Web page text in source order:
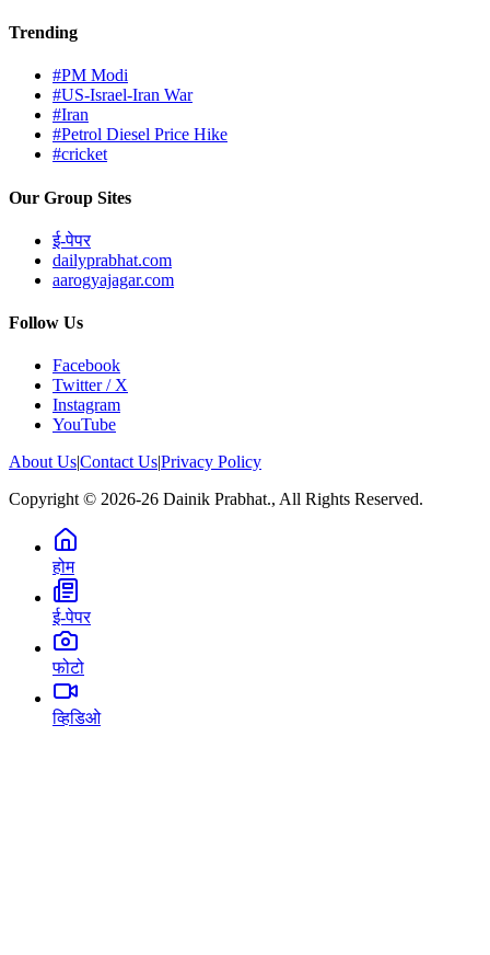
Trending
#PM Modi
#US-Israel-Iran War
#Iran
#Petrol Diesel Price Hike
#cricket
Our Group Sites
ई-पेपर
dailyprabhat.com
aarogyajagar.com
Follow Us
Facebook
Twitter / X
Instagram
YouTube
About Us|Contact Us|Privacy Policy
Copyright © 2026-26 Dainik Prabhat., All Rights Reserved.
होम
ई-पेपर
फोटो
व्हिडिओ